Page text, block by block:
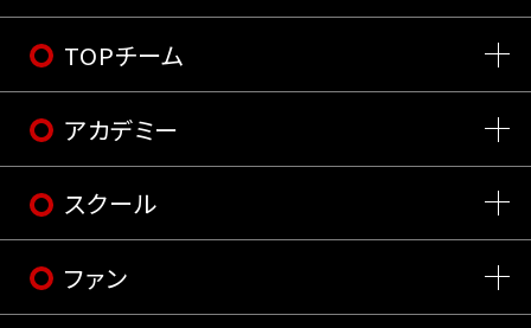
TOPチーム
アカデミー
スクール
ファン